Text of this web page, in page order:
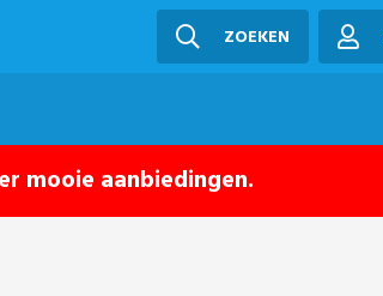
ZOEKEN
mooie aanbiedingen.